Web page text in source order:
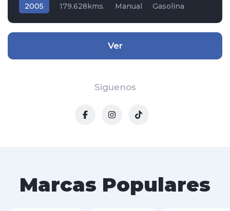
2005 179.628kms. Manual
Gasolina
Siguenos
Ver
Marcas Populares